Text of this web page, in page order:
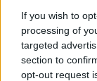
If you wish to
processing of
targeted
section to
opt-out request
Kövess